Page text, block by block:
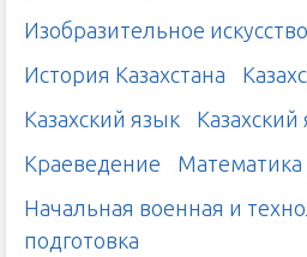
Изобразительное искусство
История Казахстана
Казахский язык
Краеведение
Математика
Начальная военная и
подготовка